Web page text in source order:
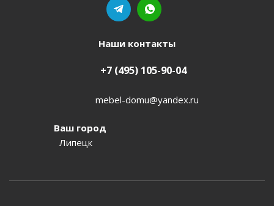
Наши контакты
+7 (495) 105-90-04
mebel-domu@yandex.ru
Ваш город
Липецк